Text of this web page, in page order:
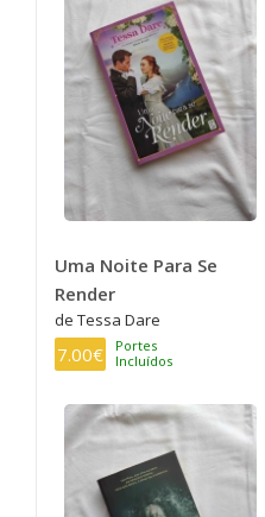
Uma Noite Para Se
Render
de Tessa Dare
7.00€
Portes
Incluídos